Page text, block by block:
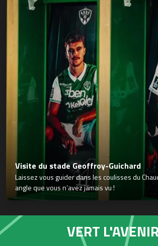
Visite du stade Geoffroy-Guichard
Laissez vous guider dans les coulisses du
angle que vous n’avez jamais vu !
VERT L'AVENIR